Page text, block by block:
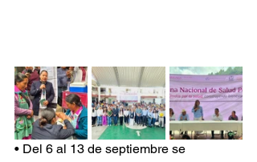
• Del 6 al 13 de septiembre se